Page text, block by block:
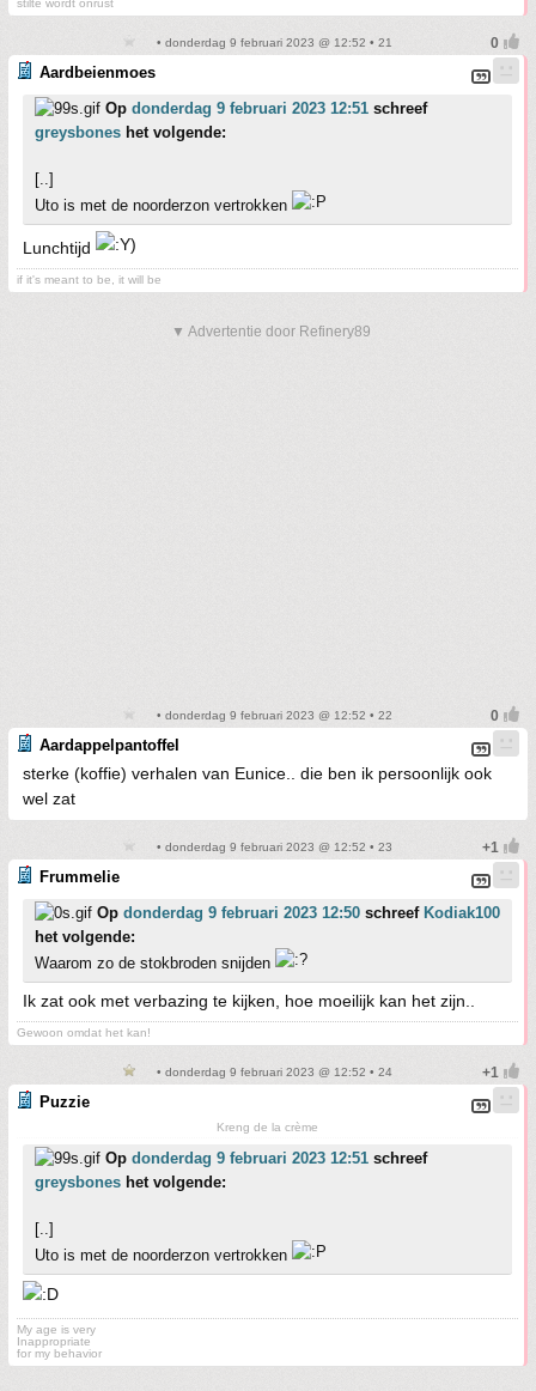
stilte wordt onrust
• donderdag 9 februari 2023 @ 12:52 • 21
Aardbeienmoes
Op donderdag 9 februari 2023 12:51 schreef
greysbones het volgende:
[..]
Uto is met de noorderzon vertrokken
Lunchtijd
if it's meant to be, it will be
▼ Advertentie door Refinery89
• donderdag 9 februari 2023 @ 12:52 • 22
Aardappelpantoffel
sterke (koffie) verhalen van Eunice.. die ben ik persoonlijk ook
wel zat
• donderdag 9 februari 2023 @ 12:52 • 23
Frummelie
Op donderdag 9 februari 2023 12:50 schreef Kodiak100
het volgende:
Waarom zo de stokbroden snijden
Ik zat ook met verbazing te kijken, hoe moeilijk kan het zijn..
Gewoon omdat het kan!
• donderdag 9 februari 2023 @ 12:52 • 24
Puzzie
Kreng de la crème
Op donderdag 9 februari 2023 12:51 schreef
greysbones het volgende:
[..]
Uto is met de noorderzon vertrokken
My age is very
Inappropriate
for my behavior